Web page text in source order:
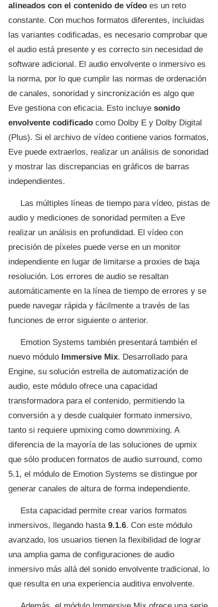
alineados con el contenido de vídeo es un reto
constante. Con muchos formatos diferentes, incluidas
las variantes codificadas, es necesario comprobar que
el audio está presente y es correcto sin necesidad de
software adicional. El audio envolvente o inmersivo es
la norma, por lo que cumplir las normas de ordenación
de canales, sonoridad y sincronización es algo que
Eve gestiona con eficacia. Esto incluye sonido
envolvente codificado como Dolby E y Dolby Digital
(Plus). Si el archivo de vídeo contiene varios formatos,
Eve puede extraerlos, realizar un análisis de sonoridad
y mostrar las discrepancias en gráficos de barras
independientes.
Las múltiples líneas de tiempo para vídeo, pistas de
audio y mediciones de sonoridad permiten a Eve
realizar un análisis en profundidad. El vídeo con
precisión de píxeles puede verse en un monitor
independiente en lugar de limitarse a proxies de baja
resolución. Los errores de audio se resaltan
automáticamente en la línea de tiempo de errores y se
puede navegar rápida y fácilmente a través de las
funciones de error siguiente o anterior.
Emotion Systems también presentará también el
nuevo módulo Immersive Mix. Desarrollado para
Engine, su solución estrella de automatización de
audio, este módulo ofrece una capacidad
transformadora para el contenido, permitiendo la
conversión a y desde cualquier formato inmersivo,
tanto si requiere upmixing como downmixing. A
diferencia de la mayoría de las soluciones de upmix
que sólo producen formatos de audio surround, como
5.1, el módulo de Emotion Systems se distingue por
generar canales de altura de forma independiente.
Esta capacidad permite crear varios formatos
inmersivos, llegando hasta 9.1.6. Con este módulo
avanzado, los usuarios tienen la flexibilidad de lograr
una amplia gama de configuraciones de audio
inmersivo más allá del sonido envolvente tradicional, lo
que resulta en una experiencia auditiva envolvente.